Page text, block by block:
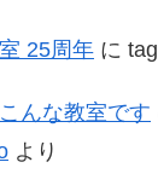
25周年 に
んな教室です
より